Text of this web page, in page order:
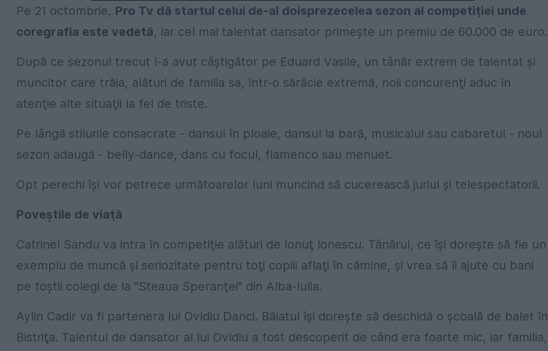
Pe 21 octombrie, Pro Tv dă startul celui de-al doisprezecelea sezon al competiţiei unde
coregrafia este vedetă, iar cel mai talentat dansator primeşte un premiu de 60.000 de euro.
După ce sezonul trecut l-a avut câştigător pe Eduard Vasile, un tânăr extrem de talentat şi
muncitor care trăia, alături de familia sa, într-o sărăcie extremă, noii concurenţi aduc în
atenţie alte situaţii la fel de triste.
Pe lângă stilurile consacrate - dansul în ploaie, dansul la bară, musicalul sau cabaretul - noul
sezon adaugă - belly-dance, dans cu focul, flamenco sau menuet.
Opt perechi îşi vor petrece următoarelor luni muncind să cucerească juriul şi telespectatorii.
Poveştile de viaţă
Catrinel Sandu va intra în competiţie alături de Ionuţ Ionescu. Tânărul, ce îşi doreşte să fie un
exemplu de muncă şi seriozitate pentru toţi copiii aflaţi în cămine, şi vrea să îi ajute cu bani
pe foştii colegi de la "Steaua Speranţei" din Alba-Iulia.
Aylin Cadir va fi partenera lui Ovidiu Danci. Băiatul îşi doreşte să deschidă o şcoală de balet în
Bistriţa. Talentul de dansator al lui Ovidiu a fost descoperit de când era foarte mic, iar familia,